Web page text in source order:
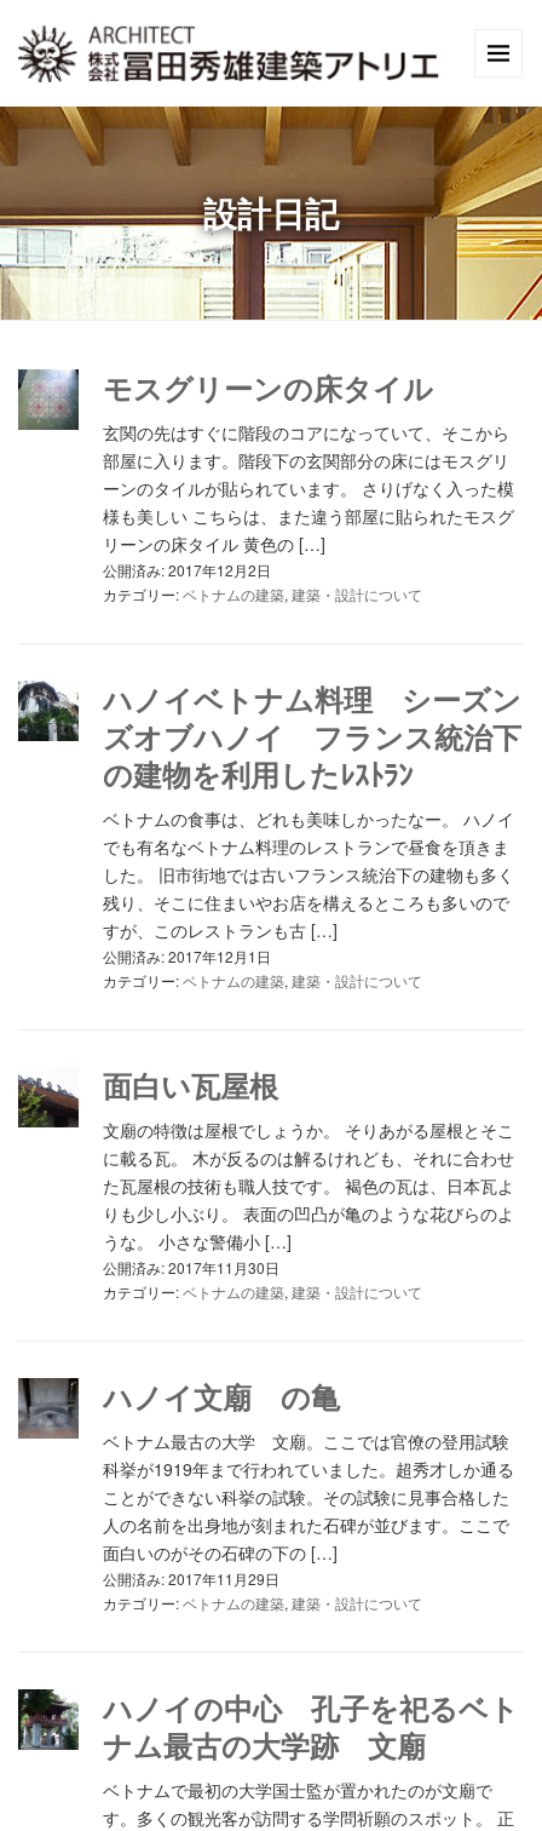
設計日記
モスグリーンの床タイル
玄関の先はすぐに階段のコアになっていて、そこから
部屋に入ります。階段下の玄関部分の床にはモスグリ
ーンのタイルが貼られています。 さりげなく入った模
様も美しい こちらは、また違う部屋に貼られたモスグ
リーンの床タイル 黄色の […]
公開済み: 2017年12月2日
カテゴリー:ベトナムの建築, 建築・設計について
ハノイベトナム料理 シーズン
ズオブハノイ フランス統治下
の建物を利用したﾚｽﾄﾗﾝ
ベトナムの食事は、どれも美味しかったなー。 ハノイ
でも有名なベトナム料理のレストランで昼食を頂きま
した。 旧市街地では古いフランス統治下の建物も多く
残り、そこに住まいやお店を構えるところも多いので
すが、このレストランも古 […]
公開済み: 2017年12月1日
カテゴリー:ベトナムの建築, 建築・設計について
面白い瓦屋根
文廟の特徴は屋根でしょうか。 そりあがる屋根とそこ
に載る瓦。 木が反るのは解るけれども、それに合わせ
た瓦屋根の技術も職人技です。 褐色の瓦は、日本瓦よ
りも少し小ぶり。 表面の凹凸が亀のような花びらのよ
うな。 小さな警備小 […]
公開済み: 2017年11月30日
カテゴリー:ベトナムの建築, 建築・設計について
ハノイ文廟 の亀
ベトナム最古の大学 文廟。ここでは官僚の登用試験
科挙が1919年まで行われていました。超秀才しか通る
ことができない科挙の試験。その試験に見事合格した
人の名前を出身地が刻まれた石碑が並びます。ここで
面白いのがその石碑の下の […]
公開済み: 2017年11月29日
カテゴリー:ベトナムの建築, 建築・設計について
ハノイの中心 孔子を祀るベト
ナム最古の大学跡 文廟
ベトナムで最初の大学国士監が置かれたのが文廟で
す。多くの観光客が訪問する学問祈願のスポット。 正